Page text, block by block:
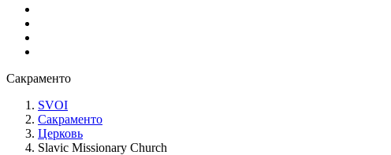
Сакраменто
SVOI
Сакраменто
Церковь
Slavic Missionary Church